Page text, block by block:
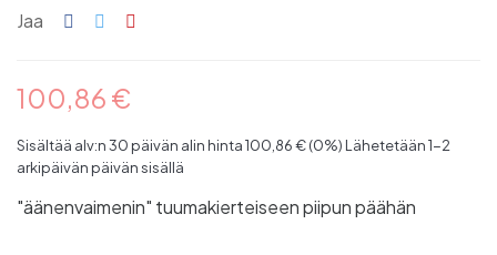
Jaa
100,86 €
Sisältää alv:n30 päivän alin hinta 100,86 € (0%) Lähetetään 1-2
arkipäivän päivän sisällä
"äänenvaimenin" tuumakierteiseen piipun päähän